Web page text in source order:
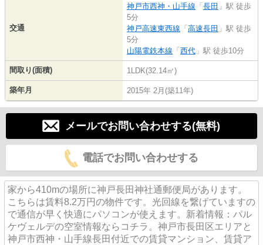
交通
神戸市西神・山手線 「 長田 」駅 徒歩
5分
神戸高速東西線 「 高速長田 」駅 徒歩
5分
山陽電鉄本線 「 西代 」駅 徒歩10分
間取り(面積) 1LDK(32.14㎡)
築年月 2015年 2月(築11年)
メールでお問い合わせする(無料)
電話でお問い合わせする
家から410mの場所に神戸長田神社通郵便局があります。
こちらは賃料8.2万円の物件です。光回線を繋げていますの
で通信が早く快適にパソコンが使えます。新着情報：パル
ケヴェルデの空室情報ならコチラ。神戸市長田区エリアと
神戸市西神・山手線長田付近での賃貸マンション、賃貸ア